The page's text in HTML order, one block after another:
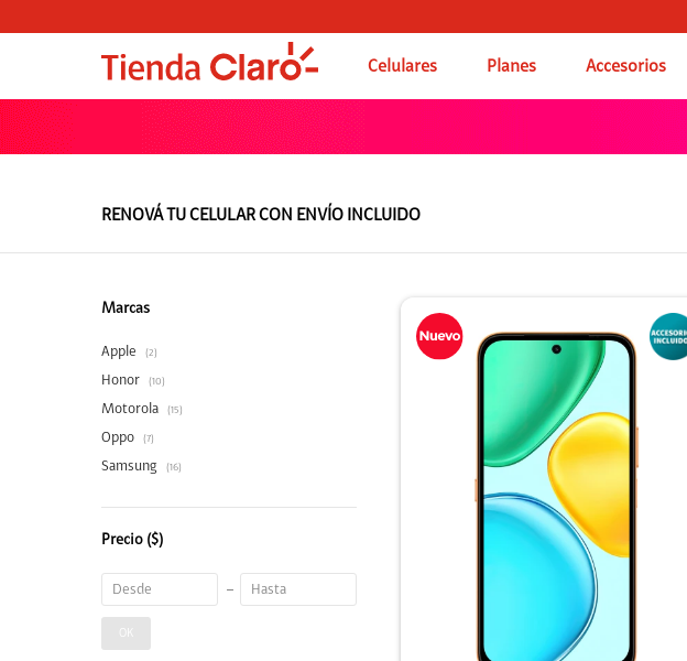
Celulares Planes Accesorios
RENOVÁ TU CELULAR CON ENVÍO INCLUIDO
Marcas
Apple (2)
Honor (10)
Motorola (15)
Oppo (7)
Samsung (16)
Precio ($)